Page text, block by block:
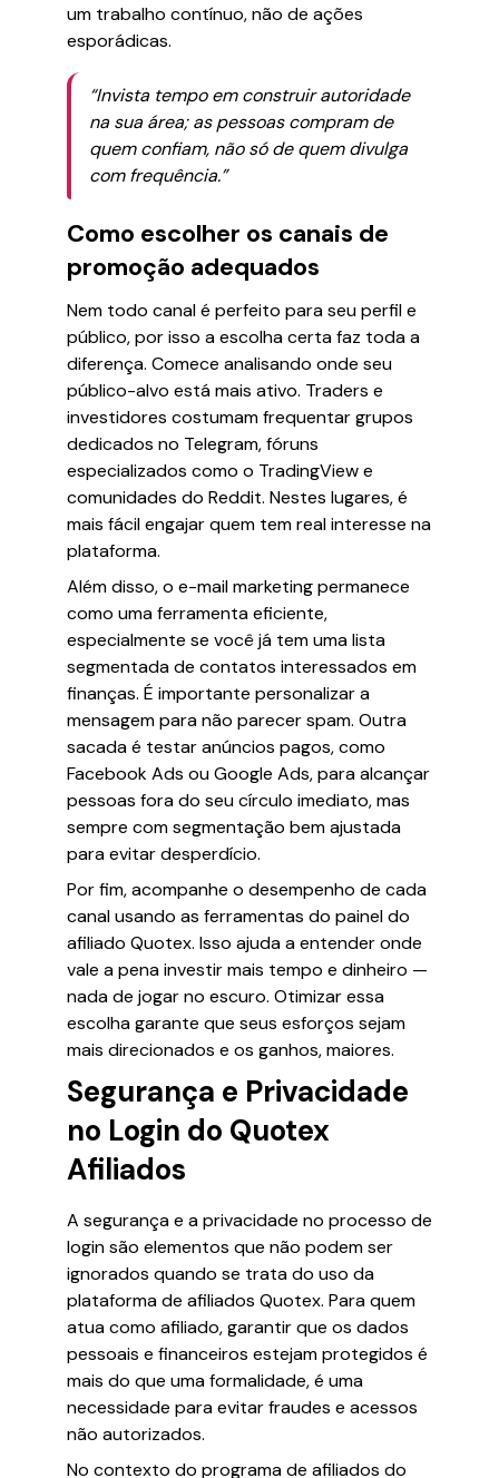
um trabalho contínuo, não de ações
esporádicas.
“Invista tempo em construir autoridade
na sua área; as pessoas compram de
quem confiam, não só de quem divulga
com frequência.”
Como escolher os canais de
promoção adequados
Nem todo canal é perfeito para seu perfil e
público, por isso a escolha certa faz toda a
diferença. Comece analisando onde seu
público-alvo está mais ativo. Traders e
investidores costumam frequentar grupos
dedicados no Telegram, fóruns
especializados como o TradingView e
comunidades do Reddit. Nestes lugares, é
mais fácil engajar quem tem real interesse na
plataforma.
Além disso, o e-mail marketing permanece
como uma ferramenta eficiente,
especialmente se você já tem uma lista
segmentada de contatos interessados em
finanças. É importante personalizar a
mensagem para não parecer spam. Outra
sacada é testar anúncios pagos, como
Facebook Ads ou Google Ads, para alcançar
pessoas fora do seu círculo imediato, mas
sempre com segmentação bem ajustada
para evitar desperdício.
Por fim, acompanhe o desempenho de cada
canal usando as ferramentas do painel do
afiliado Quotex. Isso ajuda a entender onde
vale a pena investir mais tempo e dinheiro —
nada de jogar no escuro. Otimizar essa
escolha garante que seus esforços sejam
mais direcionados e os ganhos, maiores.
Segurança e Privacidade
no Login do Quotex
Afiliados
A segurança e a privacidade no processo de
login são elementos que não podem ser
ignorados quando se trata do uso da
plataforma de afiliados Quotex. Para quem
atua como afiliado, garantir que os dados
pessoais e financeiros estejam protegidos é
mais do que uma formalidade, é uma
necessidade para evitar fraudes e acessos
não autorizados.
No contexto do programa de afiliados do